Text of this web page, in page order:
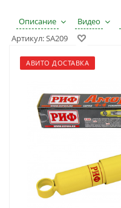
Описание Видео
Артикул:SA209
АВИТО ДОСТАВКА